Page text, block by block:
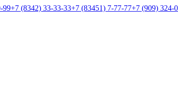
99+7 (8342) 33-33-33+7 (83451) 7-77-77+7 (909) 324-